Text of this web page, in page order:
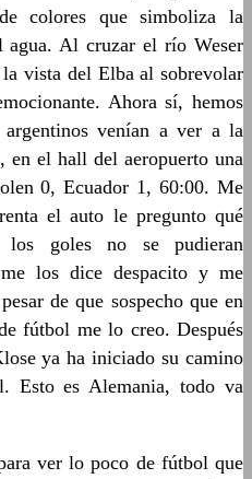
colores que simboliza la
agua. Al cruzar el río Weser
vista del Elba al sobrevolar
Ahora sí, hemos
venían a ver a la
en el hall del aeropuerto una
0, Ecuador 1, 60:00. Me
el auto le pregunto qué
goles no se pudieran
los dice despacito y me
de que sospecho que en
fútbol me lo creo. Después
ya ha iniciado su camino
Esto es Alemania, todo va
ver lo poco de fútbol que